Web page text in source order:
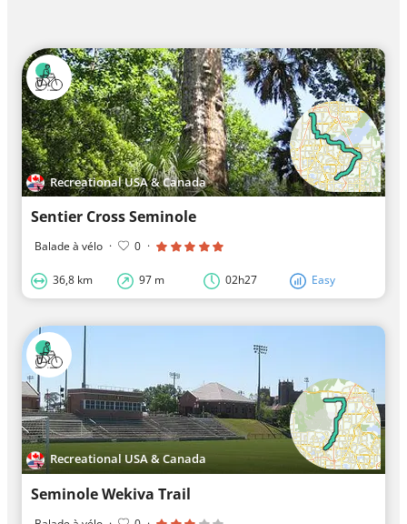
Recreational USA & Canada
Sentier Cross Seminole
Balade à vélo · 0 ·
36,8 km 97 m 02h27 Easy
Recreational USA & Canada
Seminole Wekiva Trail